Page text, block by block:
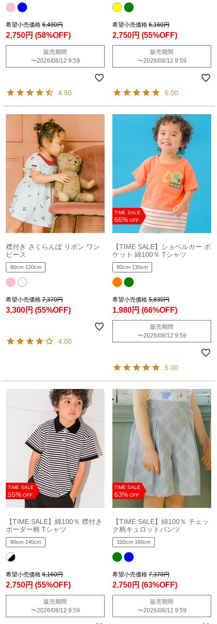
希望小売価格 6,490円
2,750円 (58%OFF)
販売期間
〜2026/08/12 9:59
4.50
希望小売価格 6,160円
2,750円 (55%OFF)
販売期間
〜2026/08/12 9:59
5.00
襟付き さくらんぼ リボン ワン
ピース
80cm-120cm
希望小売価格 7,370円
3,300円 (55%OFF)
4.00
TIME SALE
66% OFF
【TIME SALE】ショベルカー ポ
ケット 綿100％ Tシャツ
80cm-130cm
希望小売価格 5,830円
1,980円 (66%OFF)
販売期間
〜2026/08/12 9:59
5.00
TIME SALE
55% OFF
【TIME SALE】綿100％ 襟付き
ボーダー柄 Tシャツ
90cm-140cm
希望小売価格 6,160円
2,750円 (55%OFF)
販売期間
〜2026/08/12 9:59
TIME SALE
63% OFF
【TIME SALE】綿100％ チェッ
ク柄キュロットパンツ
100cm-160cm
希望小売価格 7,370円
2,750円 (63%OFF)
販売期間
〜2026/08/12 9:59